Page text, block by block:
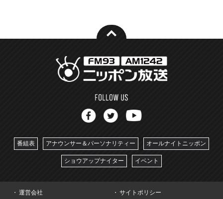
番組表 アナウンサー＆パーソナリティー オールナイトニッポン
ショウアップナイター イベント
運営会社 サイトポリシー